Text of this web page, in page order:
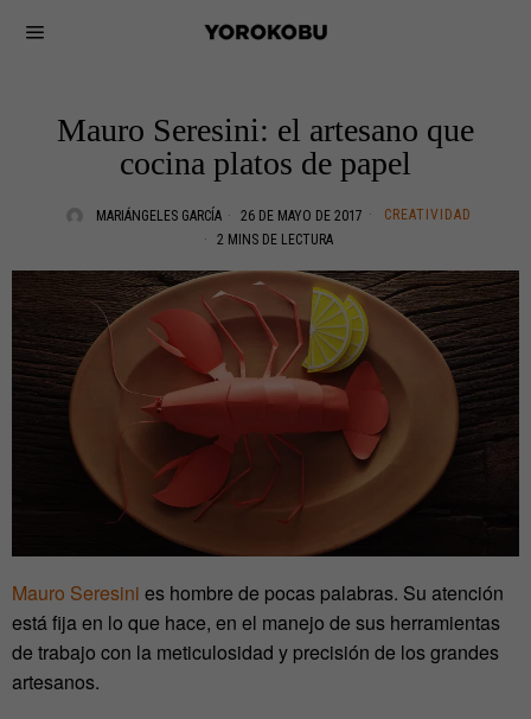
Mauro Seresini: el artesano que
cocina platos de papel
MARIÁNGELES GARCÍA 26 DE MAYO DE 2017
CREATIVIDAD
2 MINS DE LECTURA
Mauro Seresini es hombre de pocas palabras. Su atención
está fija en lo que hace, en el manejo de sus herramientas
de trabajo con la meticulosidad y precisión de los grandes
artesanos.